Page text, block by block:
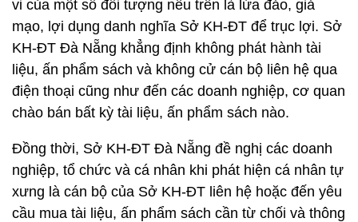
vi của một số đối tượng nêu trên là lừa đảo, giả
mạo, lợi dụng danh nghĩa Sở KH-ĐT để trục lợi. Sở
KH-ĐT Đà Nẵng khẳng định không phát hành tài
liệu, ấn phẩm sách và không cử cán bộ liên hệ qua
điện thoại cũng như đến các doanh nghiệp, cơ quan
chào bán bất kỳ tài liệu, ấn phẩm sách nào.
Đồng thời, Sở KH-ĐT Đà Nẵng đề nghị các doanh
nghiệp, tổ chức và cá nhân khi phát hiện cá nhân tự
xưng là cán bộ của Sở KH-ĐT liên hệ hoặc đến yêu
cầu mua tài liệu, ấn phẩm sách cần từ chối và thông